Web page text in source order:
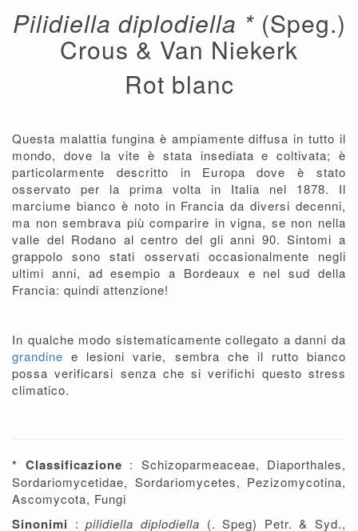
Pilidiella diplodiella * (Speg.)
Crous & Van Niekerk
Rot blanc
Questa malattia fungina è ampiamente diffusa in tutto il
mondo, dove la vite è stata insediata e coltivata; è
particolarmente descritto in Europa dove è stato
osservato per la prima volta in Italia nel 1878. Il
marciume bianco è noto in Francia da diversi decenni,
ma non sembrava più comparire in vigna, se non nella
valle del Rodano al centro del gli anni 90. Sintomi a
grappolo sono stati osservati occasionalmente negli
ultimi anni, ad esempio a Bordeaux e nel sud della
Francia: quindi attenzione!
In qualche modo sistematicamente collegato a danni da
grandinee lesioni varie, sembra che il rutto bianco
possa verificarsi senza che si verifichi questo stress
climatico.
* Classificazione : Schizoparmeaceae, Diaporthales,
Sordariomycetidae, Sordariomycetes, Pezizomycotina,
Ascomycota, Fungi
Sinonimi :pilidiella diplodiella (. Speg) Petr. & Syd.,